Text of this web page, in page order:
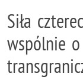
Siła
wspólnie o